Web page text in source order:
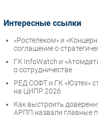
Интересные ссылки
«Ростелеком» и
соглашение о
ГК InfoWatch и
о сотрудничестве
РЕД СОФТ и ГК «Юзтех»
на ЦИПР 2026
Как выстроить
АРПП назвали главные